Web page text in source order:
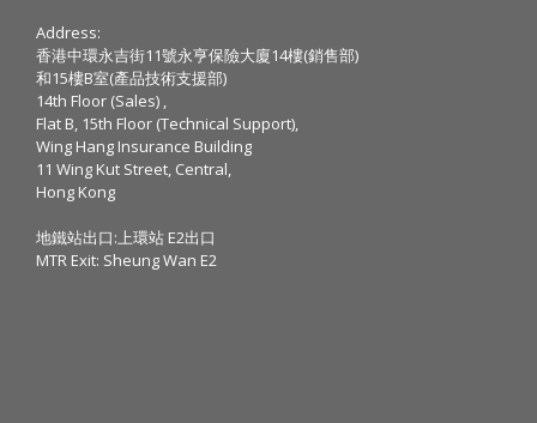
Address:
香港中環永吉街11號永亨保險大廈14樓(銷售部)
和15樓B室(產品技術支援部)
14th Floor (Sales) ,
Flat B, 15th Floor (Technical Support),
Wing Hang Insurance Building
11 Wing Kut Street, Central,
Hong Kong
地鐵站出口:上環站 E2出口
MTR Exit: Sheung Wan E2